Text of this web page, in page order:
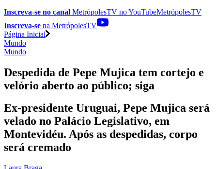
Inscreva-se no canal MetrópolesTV noYouTubeMetrópolesTV
Inscreva-se na MetrópolesTV
Página Inicial
Mundo
Mundo
Despedida de Pepe Mujica tem cortejo e
velório aberto ao público; siga
Ex-presidente Uruguai, Pepe Mujica será
velado no Palácio Legislativo, em
Montevidéu. Após as despedidas, corpo
será cremado